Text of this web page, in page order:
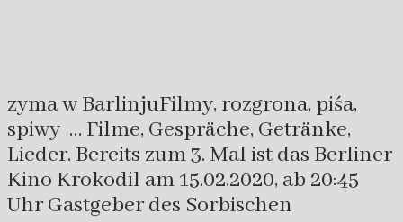
zyma w BarlinjuFilmy, rozgrona, piśa,
spiwy … Filme, Gespräche, Getränke,
Lieder. Bereits zum 3. Mal ist das Berliner
Kino Krokodil am 15.02.2020, ab 20:45
Uhr Gastgeber des Sorbischen